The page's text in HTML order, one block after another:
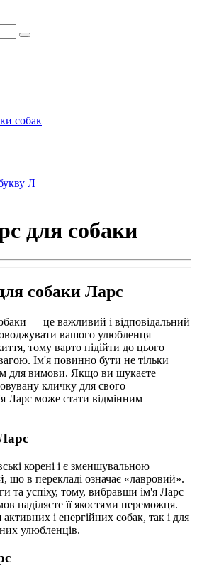
собак
Л
для собаки
собаки Ларс
— це важливий і відповідальний
вашого улюбленця
тому варто підійти до цього
Ім'я повинно бути не тільки
для вимови. Якщо ви шукаєте
кличку для свого
Ларс може стати відмінним
корені і є зменшувальною
що в перекладі означає «лавровий».
та успіху, тому, вибравши ім'я Ларс
наділяєте її якостями переможця.
і енергійних собак, так і для
улюбленців.